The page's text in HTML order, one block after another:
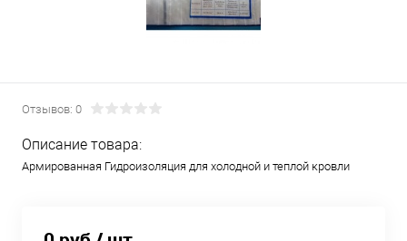
Отзывов: 0
Описание товара:
Армированная Гидроизоляция для холодной и теплой кровли